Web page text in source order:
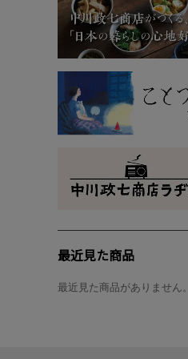
最近見た商品
最近見た商品がありません。